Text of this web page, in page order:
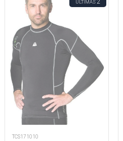
ÚLTIMAS
TCS171010